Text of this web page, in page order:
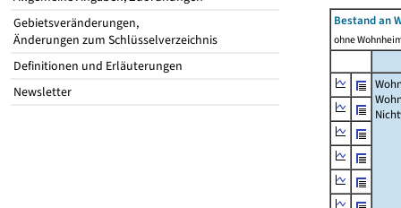
Gebietsveränderungen,
Änderungen zum Schlüsselverzeichnis
Definitionen und Erläuterungen
Newsletter
Bestand an
ohne